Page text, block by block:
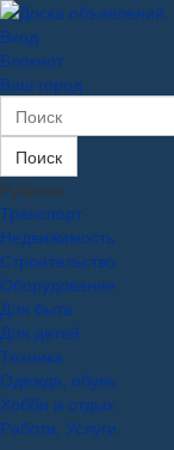
Вход
Блокнот
Ваш город
Поиск
Рубрики
Транспорт
Недвижимость
Строительство
Оборудование
Для быта
Для детей
Техника
Одежда, обувь
Хобби и отдых
Работа, Услуги